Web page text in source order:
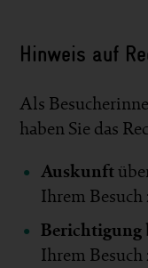
Hinweis auf
Als
haben Sie das
Auskunft
Ihrem
Berichtigung
Ihrem